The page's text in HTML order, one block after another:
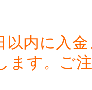
以内に入
ます。ご